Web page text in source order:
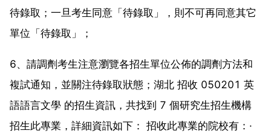
待錄取；一旦考生同意「待錄取」，則不可再同意其它
單位「待錄取」；
6、請調劑考生注意瀏覽各招生單位公佈的調劑方法和
複試通知，並關注待錄取狀態；湖北 招收 050201 英
語語言文學 的招生資訊，共找到 7 個研究生招生機構
招生此專業，詳細資訊如下： 招收此專業的院校有：·